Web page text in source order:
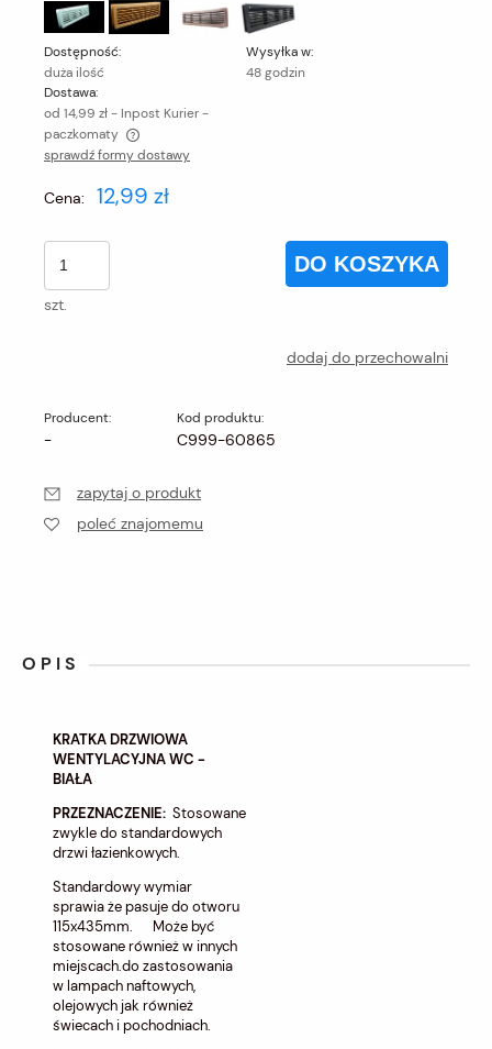
Dostępność:
duża ilość
Wysyłka w:
48 godzin
Dostawa:
od 14,99 zł- Inpost Kurier -
paczkomaty
Cena nie zawiera ewentualnych kosztów płatności
sprawdź formy dostawy
Cena: 12,99 zł
szt.
DO KOSZYKA
dodaj do przechowalni
Producent:
-
Kod produktu:
C999-60865
zapytaj o produkt
poleć znajomemu
OPIS
KRATKA DRZWIOWA
WENTYLACYJNA WC -
BIAŁA
PRZEZNACZENIE: Stosowane
zwykle do standardowych
drzwi łazienkowych.
Standardowy wymiar
sprawia że pasuje do otworu
115x435mm. Może być
stosowane również w innych
miejscach.do zastosowania
w lampach naftowych,
olejowych jak również
świecach i pochodniach.